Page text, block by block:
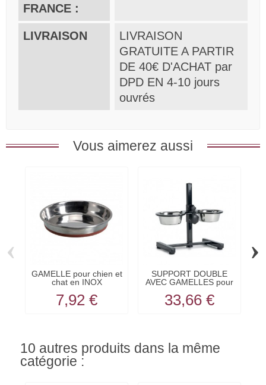
FRANCE :
LIVRAISON
LIVRAISON
GRATUITE A PARTIR
DE 40€ D'ACHAT par
DPD EN 4-10 jours
ouvrés
Vous aimerez aussi
GAMELLE pour chien et
chat en INOX
7,92 €
SUPPORT DOUBLE
AVEC GAMELLES pour
33,66 €
‹ ›
10 autres produits dans la même
catégorie :